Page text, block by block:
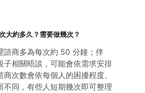
大約多久？需要做幾次？
諮商多為每次約 50 分鐘；伴
子相關晤談，可能會依需求安排
次數會依每個人的困擾程度、
不同，有些人短期幾次即可整理